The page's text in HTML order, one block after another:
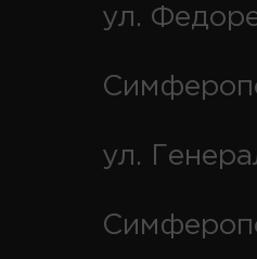
ул.
ул.